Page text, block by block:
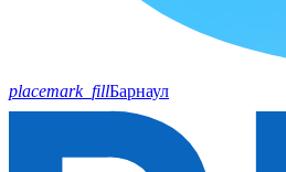
placemark_fillБарнаул